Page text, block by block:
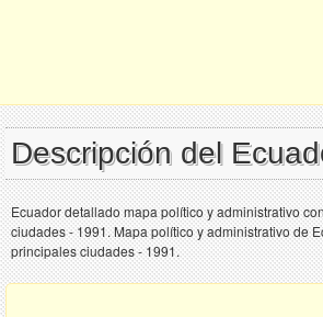
Descripción del
Ecuador detallado mapa político y administrativo
ciudades - 1991. Mapa político y administrativo de
principales ciudades - 1991.